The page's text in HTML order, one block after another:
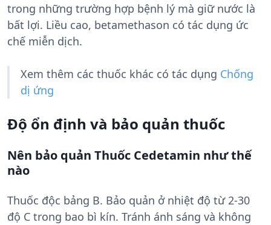
trong những trường hợp bệnh lý mà giữ nước là
bất lợi. Liều cao, betamethason có tác dụng ức
chế miễn dịch.
Xem thêm các thuốc khác có tác dụng Chống
dị ứng
Độ ổn định và bảo quản thuốc
Nên bảo quản Thuốc Cedetamin như thế
nào
Thuốc độc bảng B. Bảo quản ở nhiệt độ từ 2-30
độ C trong bao bì kín. Tránh ánh sáng và không